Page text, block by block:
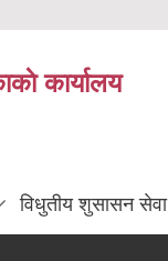
कार्यालय
विधुतीय शुसासन सेवा